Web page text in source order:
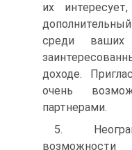
их
среди
доходе.
очень
партнерами.
5.
возможности